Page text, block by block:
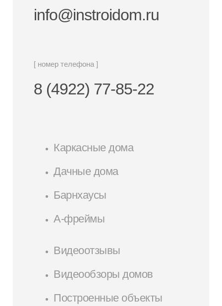
info@instroidom.ru
[ номер телефона ]
8 (4922) 77-85-22
Каркасные дома
Дачные дома
Барнхаусы
А-фреймы
Видеоотзывы
Видеообзоры домов
Построенные объекты